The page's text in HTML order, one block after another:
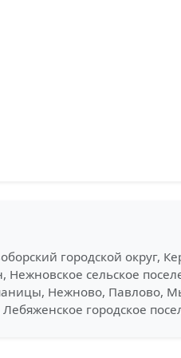
городской округ,
Нежновское сельское
Нежново, Павлово,
городское